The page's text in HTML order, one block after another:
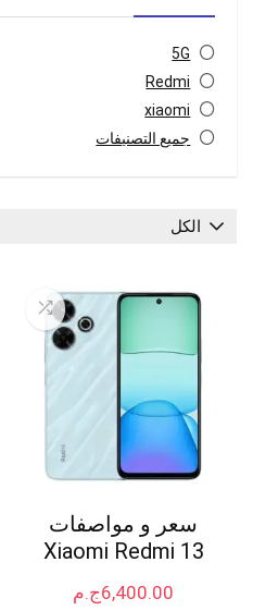
5G
Redmi
xiaomi
جميع التصنيفات
الكل
سعر و مواصفات
Xiaomi Redmi 13
ج.م6,400.00